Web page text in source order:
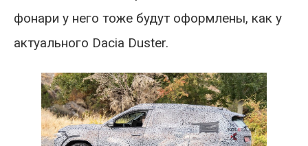
фонари у него тоже будут оформлены, как у
актуального Dacia Duster.